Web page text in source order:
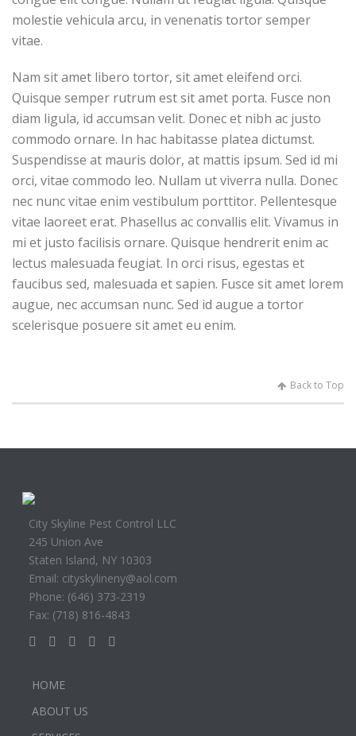
molestie vehicula arcu, in venenatis tortor semper
vitae.
Nam sit amet libero tortor, sit amet eleifend orci.
Quisque semper rutrum est sit amet porta. Fusce non
diam ligula, id accumsan velit. Donec et nibh ac justo
commodo ornare. In hac habitasse platea dictumst.
Suspendisse at mauris dolor, at mattis ipsum. Sed id mi
orci, vitae commodo leo. Nullam ut viverra nulla. Donec
nec nunc vitae enim vestibulum porttitor. Pellentesque
vitae laoreet erat. Phasellus ac convallis elit. Vivamus in
mi et justo facilisis ornare. Quisque hendrerit enim ac
lectus malesuada feugiat. In orci risus, egestas et
faucibus sed, malesuada et sapien. Fusce sit amet lorem
augue, nec accumsan nunc. Sed id augue a tortor
scelerisque posuere sit amet eu enim.
Back to Top
City Skyline Pest Control LLC
245 Union Ave
Staten Island, NY 10303
Email: cityskylineny@aol.com
Phone: (646) 373-2319
Fax: (718) 816-4843
HOME
ABOUT US